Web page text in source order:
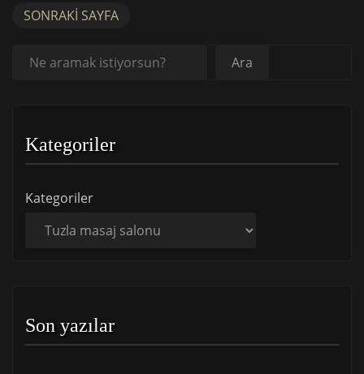
SONRAKI SAYFA
Ara Ara
Kategoriler
Kategoriler
Son yazılar